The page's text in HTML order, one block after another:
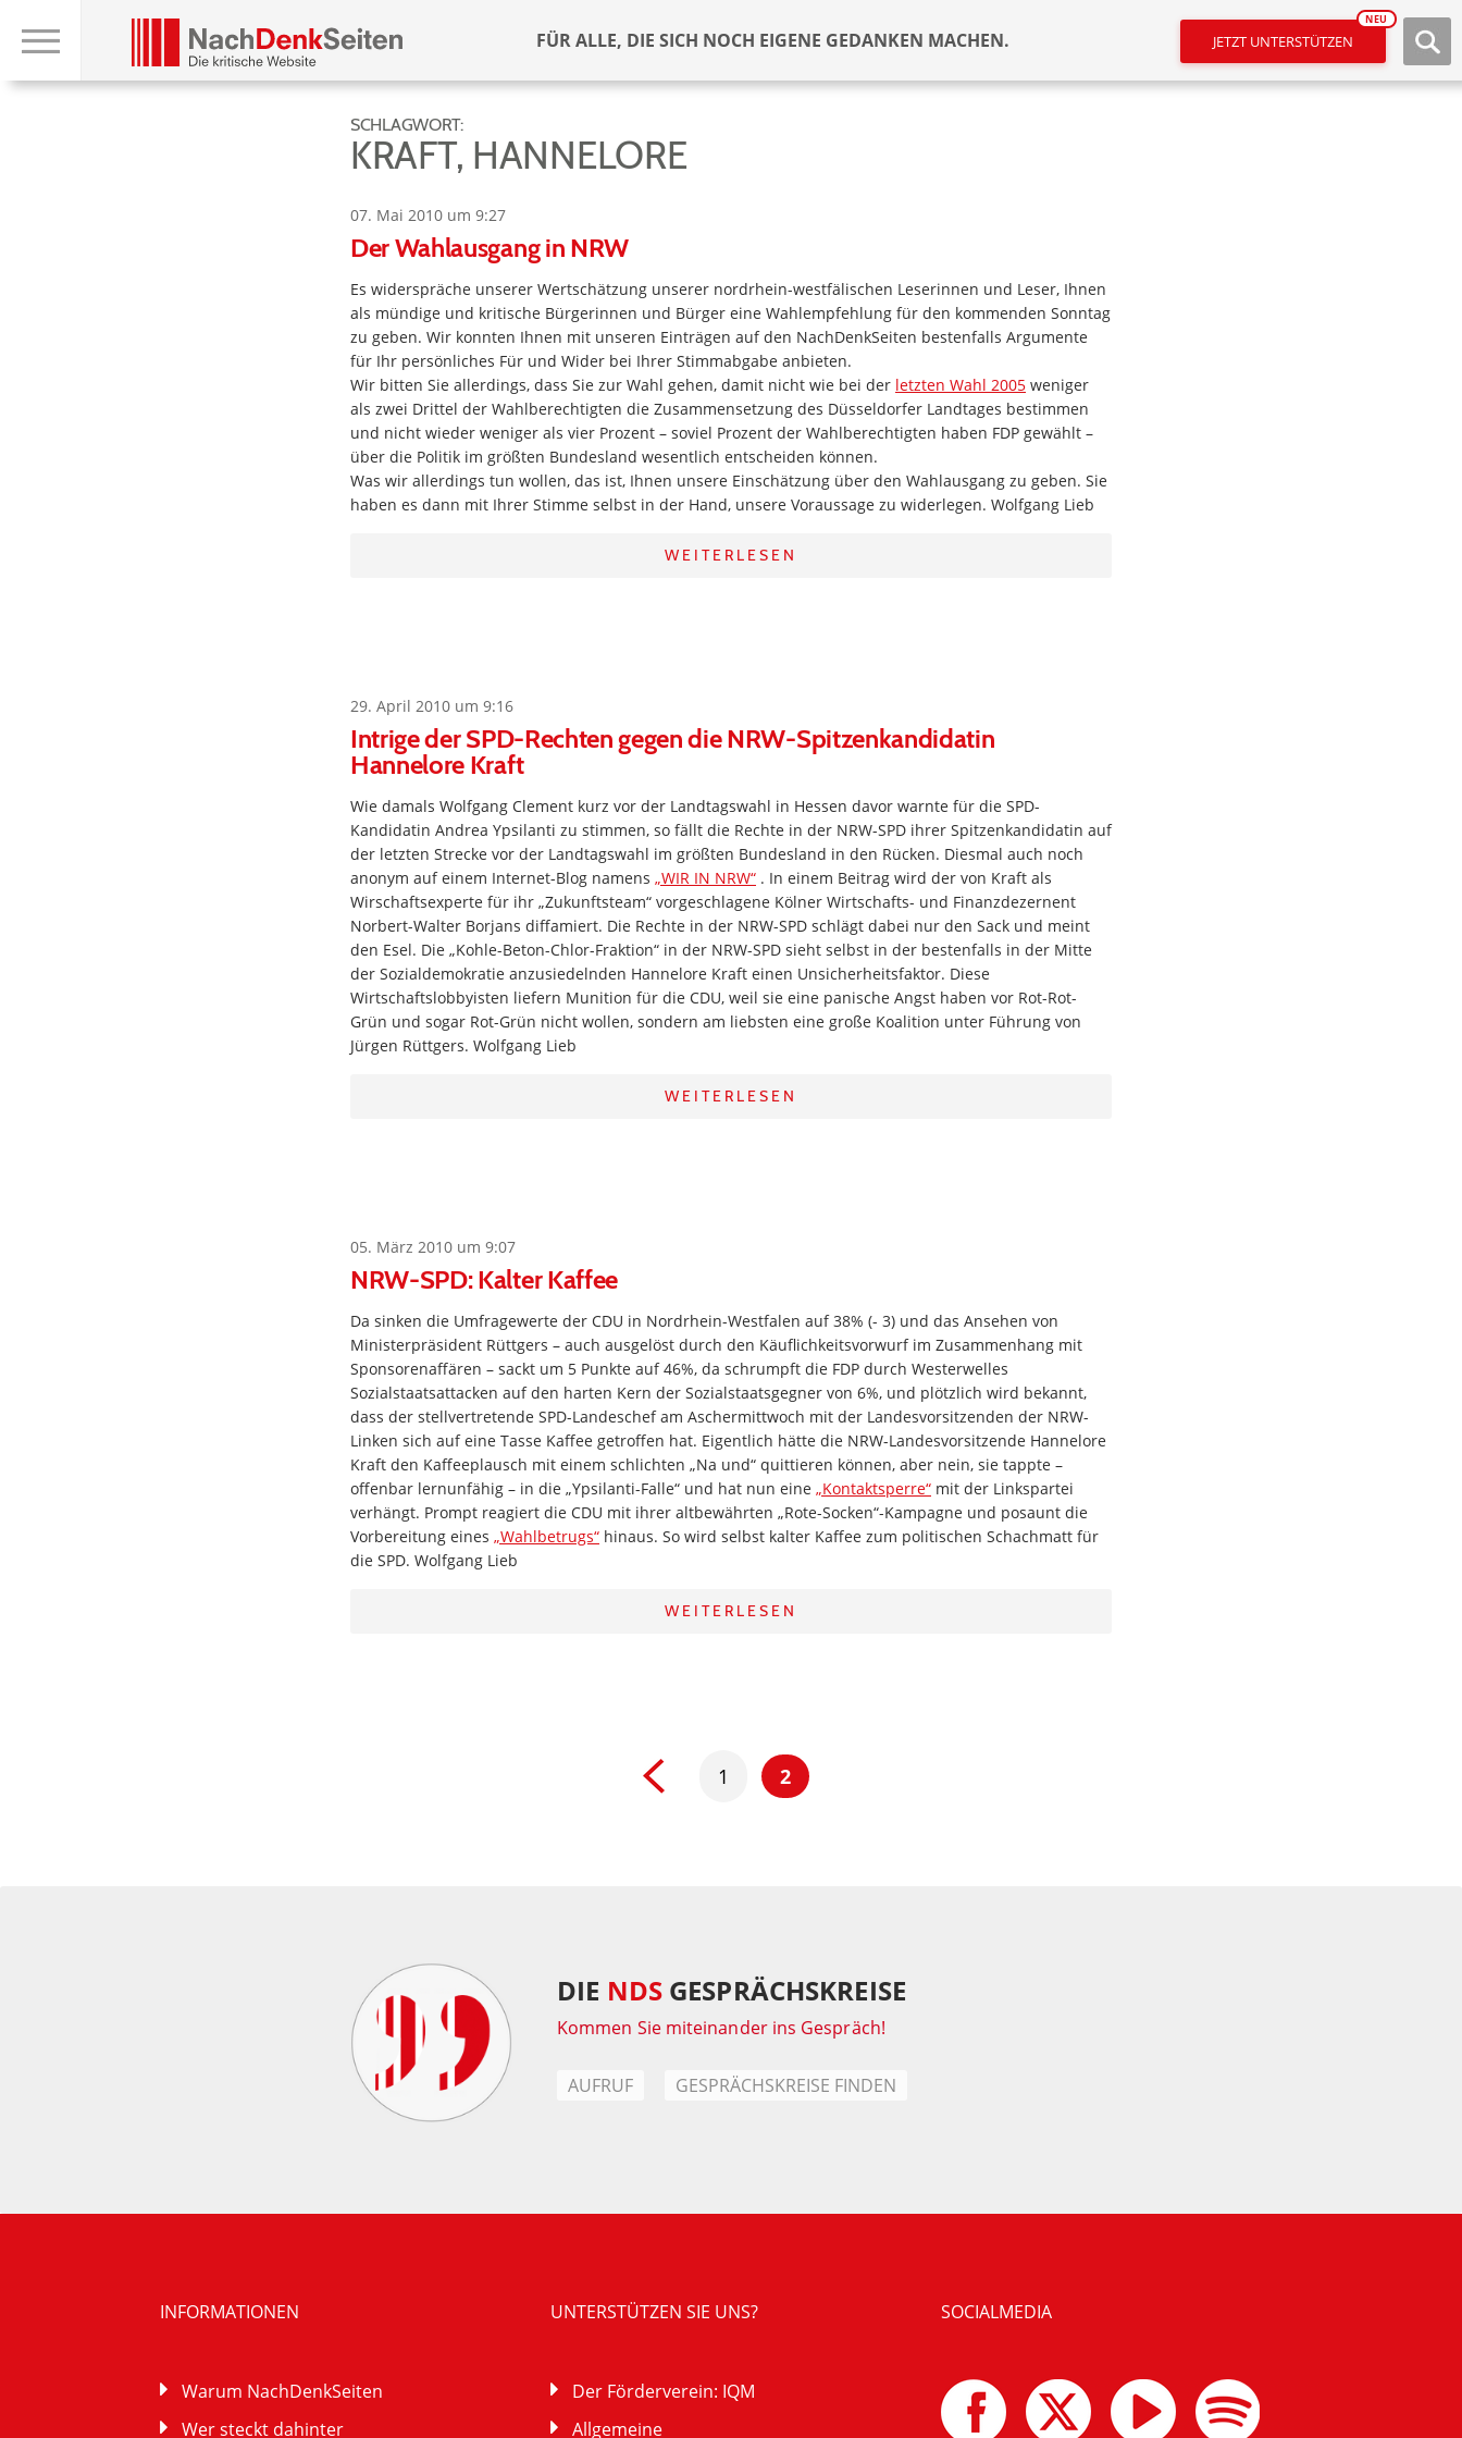
FÜR ALLE, DIE SICH NOCH EIGENE GEDANKEN MACHEN. JETZT UNTERSTÜTZEN
NEU
SCHLAGWORT:
KRAFT, HANNELORE
07. Mai 2010 um 9:27
Der Wahlausgang in NRW
Es widerspräche unserer Wertschätzung unserer nordrhein-westfälischen Leserinnen und Leser, Ihnen
als mündige und kritische Bürgerinnen und Bürger eine Wahlempfehlung für den kommenden Sonntag
zu geben. Wir konnten Ihnen mit unseren Einträgen auf den NachDenkSeiten bestenfalls Argumente
für Ihr persönliches Für und Wider bei Ihrer Stimmabgabe anbieten.
Wir bitten Sie allerdings, dass Sie zur Wahl gehen, damit nicht wie bei der letzten Wahl 2005 weniger
als zwei Drittel der Wahlberechtigten die Zusammensetzung des Düsseldorfer Landtages bestimmen
und nicht wieder weniger als vier Prozent – soviel Prozent der Wahlberechtigten haben FDP gewählt –
über die Politik im größten Bundesland wesentlich entscheiden können.
Was wir allerdings tun wollen, das ist, Ihnen unsere Einschätzung über den Wahlausgang zu geben. Sie
haben es dann mit Ihrer Stimme selbst in der Hand, unsere Voraussage zu widerlegen. Wolfgang Lieb
WEITERLESEN
29. April 2010 um 9:16
Intrige der SPD-Rechten gegen die NRW-Spitzenkandidatin
Hannelore Kraft
Wie damals Wolfgang Clement kurz vor der Landtagswahl in Hessen davor warnte für die SPD-
Kandidatin Andrea Ypsilanti zu stimmen, so fällt die Rechte in der NRW-SPD ihrer Spitzenkandidatin auf
der letzten Strecke vor der Landtagswahl im größten Bundesland in den Rücken. Diesmal auch noch
anonym auf einem Internet-Blog namens „WIR IN NRW“ . In einem Beitrag wird der von Kraft als
Wirschaftsexperte für ihr „Zukunftsteam“ vorgeschlagene Kölner Wirtschafts- und Finanzdezernent
Norbert-Walter Borjans diffamiert. Die Rechte in der NRW-SPD schlägt dabei nur den Sack und meint
den Esel. Die „Kohle-Beton-Chlor-Fraktion“ in der NRW-SPD sieht selbst in der bestenfalls in der Mitte
der Sozialdemokratie anzusiedelnden Hannelore Kraft einen Unsicherheitsfaktor. Diese
Wirtschaftslobbyisten liefern Munition für die CDU, weil sie eine panische Angst haben vor Rot-Rot-
Grün und sogar Rot-Grün nicht wollen, sondern am liebsten eine große Koalition unter Führung von
Jürgen Rüttgers. Wolfgang Lieb
WEITERLESEN
05. März 2010 um 9:07
NRW-SPD: Kalter Kaffee
Da sinken die Umfragewerte der CDU in Nordrhein-Westfalen auf 38% (- 3) und das Ansehen von
Ministerpräsident Rüttgers – auch ausgelöst durch den Käuflichkeitsvorwurf im Zusammenhang mit
Sponsorenaffären – sackt um 5 Punkte auf 46%, da schrumpft die FDP durch Westerwelles
Sozialstaatsattacken auf den harten Kern der Sozialstaatsgegner von 6%, und plötzlich wird bekannt,
dass der stellvertretende SPD-Landeschef am Aschermittwoch mit der Landesvorsitzenden der NRW-
Linken sich auf eine Tasse Kaffee getroffen hat. Eigentlich hätte die NRW-Landesvorsitzende Hannelore
Kraft den Kaffeeplausch mit einem schlichten „Na und“ quittieren können, aber nein, sie tappte –
offenbar lernunfähig – in die „Ypsilanti-Falle“ und hat nun eine „Kontaktsperre“ mit der Linkspartei
verhängt. Prompt reagiert die CDU mit ihrer altbewährten „Rote-Socken“-Kampagne und posaunt die
Vorbereitung eines „Wahlbetrugs“ hinaus. So wird selbst kalter Kaffee zum politischen Schachmatt für
die SPD. Wolfgang Lieb
WEITERLESEN
1 2
DIE NDSGESPRÄCHSKREISE
Kommen Sie miteinander ins Gespräch!
AUFRUF GESPRÄCHSKREISE FINDEN
INFORMATIONEN
Warum NachDenkSeiten
Wer steckt dahinter
UNTERSTÜTZEN SIE UNS?
Der Förderverein: IQM
Allgemeine
SOCIALMEDIA